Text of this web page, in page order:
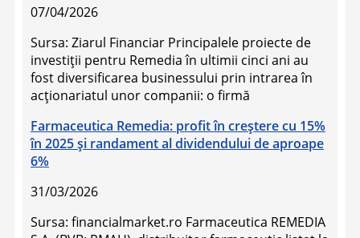
07/04/2026
Sursa: Ziarul Financiar Principalele proiecte de
investiţii pentru Remedia în ultimii cinci ani au
fost diversificarea businessului prin intrarea în
acţionariatul unor companii: o firmă
Farmaceutica Remedia: profit în creștere cu 15%
în 2025 și randament al dividendului de aproape
6%
31/03/2026
Sursa: financialmarket.ro Farmaceutica REMEDIA